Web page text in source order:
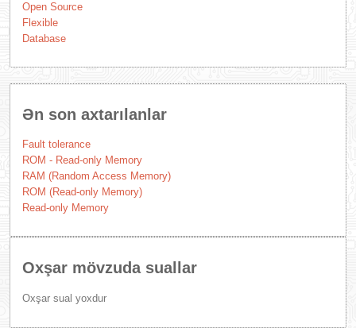
Open Source
Flexible
Database
Ən son axtarılanlar
Fault tolerance
ROM - Read-only Memory
RAM (Random Access Memory)
ROM (Read-only Memory)
Read-only Memory
Oxşar mövzuda suallar
Oxşar sual yoxdur